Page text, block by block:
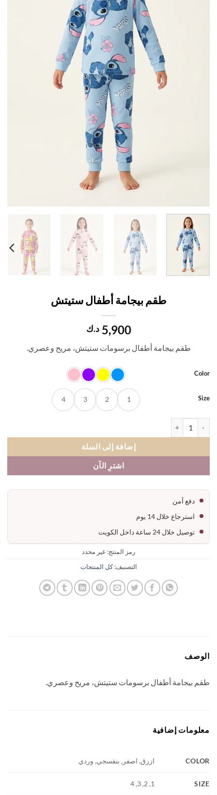
طقم بيجامة أطفال ستيتش
5,900 د.ك
طقم بيجامة أطفال برسومات ستيتش، مريح وعصري.
إضافة إلى السلة
اشترِ الآن
دفع آمن
استرجاع خلال 14 يوم
توصيل خلال 24 ساعة داخل الكويت
رمز المنتج:غير محدد
التصنيف:كل المنتجات
بيجامة أطفال برسومات ستيتش، مريح وعصري.
إضافية
ازرق, اصفر, بنفسجي, وردي